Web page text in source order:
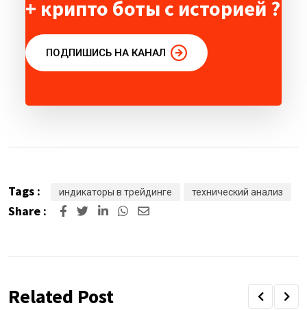
+ крипто боты с историей ?
ПОДПИШИСЬ НА КАНАЛ
Tags : индикаторы в трейдинге технический анализ
Share :
Related Post